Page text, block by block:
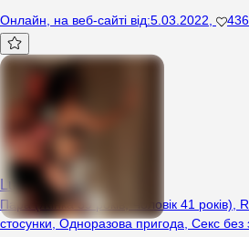
Онлайн, на веб-сайті від:5.03.2022, 436
LukiReni
Пара (Жінка 39 років, Чоловік 41 років),
стосунки,Одноразова пригода Секс без